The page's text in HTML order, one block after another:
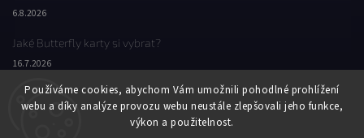
Používáme cookies, abychom Vám umožnili pohodlné prohlížení
webu a díky analýze provozu webu neustále zlepšovali jeho funkce,
výkon a použitelnost.
6.8.2026
Jaké Butterfly karty si vybrat?
16.7.2026
Jaký byl Butterfly Wondercon 2025?